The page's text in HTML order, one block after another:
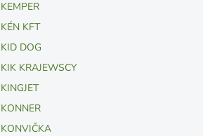
KEMPER
KÉN KFT
KID DOG
KIK KRAJEWSCY
KINGJET
KONNER
KONVIČKA